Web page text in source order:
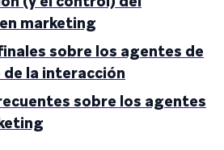
marketing
sobre los agentes de
la interacción
sobre los agentes